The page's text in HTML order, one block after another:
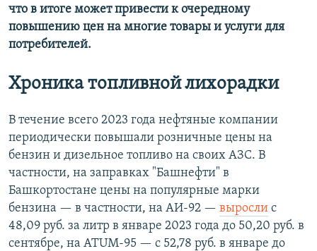
что в итоге может привести к очередному
повышению цен на многие товары и услуги для
потребителей.
Хроника топливной лихорадки
В течение всего 2023 года нефтяные компании
периодически повышали розничные цены на
бензин и дизельное топливо на своих АЗС. В
частности, на заправках "Башнефти" в
Башкортостане цены на популярные марки
бензина — в частности, на АИ-92 — выросли с
48,09 руб. за литр в январе 2023 года до 50,20 руб. в
сентябре, на ATUM-95 — с 52,78 руб. в январе до